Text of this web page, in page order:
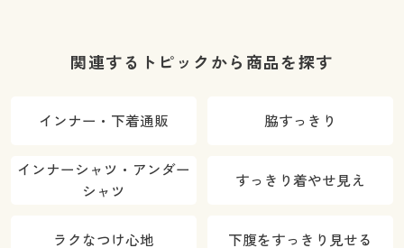
関連するトピックから商品を探す
インナー・下着通販 脇すっきり
インナーシャツ・アンダー
シャツ
すっきり着やせ見え
ラクなつけ心地 下腹をすっきり見せる